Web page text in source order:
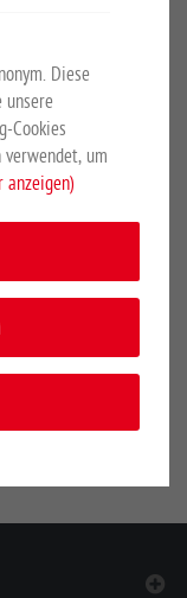
Wortstr. 34-36,
Diese
unsere
Cookies
um
anzeigen)